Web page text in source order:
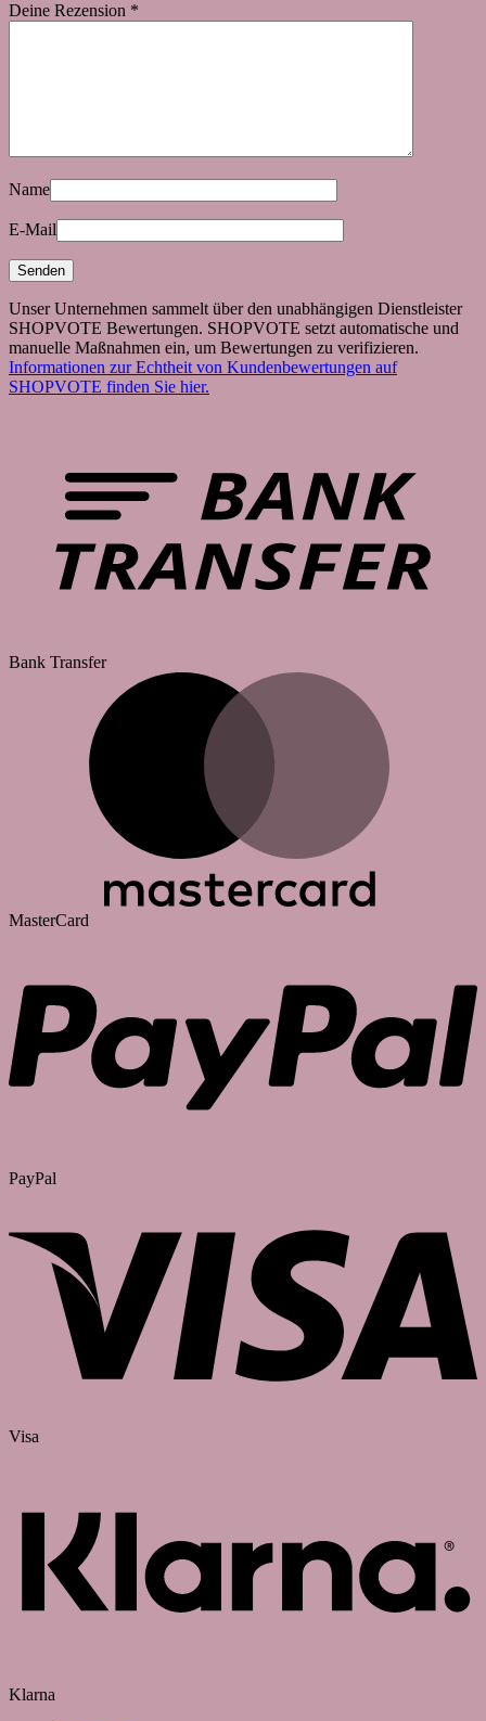
Deine Rezension *
Name
E-Mail
Unser Unternehmen sammelt über den unabhängigen Dienstleister
SHOPVOTE Bewertungen. SHOPVOTE setzt automatische und
manuelle Maßnahmen ein, um Bewertungen zu verifizieren.
Informationen zur Echtheit von Kundenbewertungen auf
SHOPVOTE finden Sie hier.
Bank Transfer
MasterCard
PayPal
Visa
Klarna